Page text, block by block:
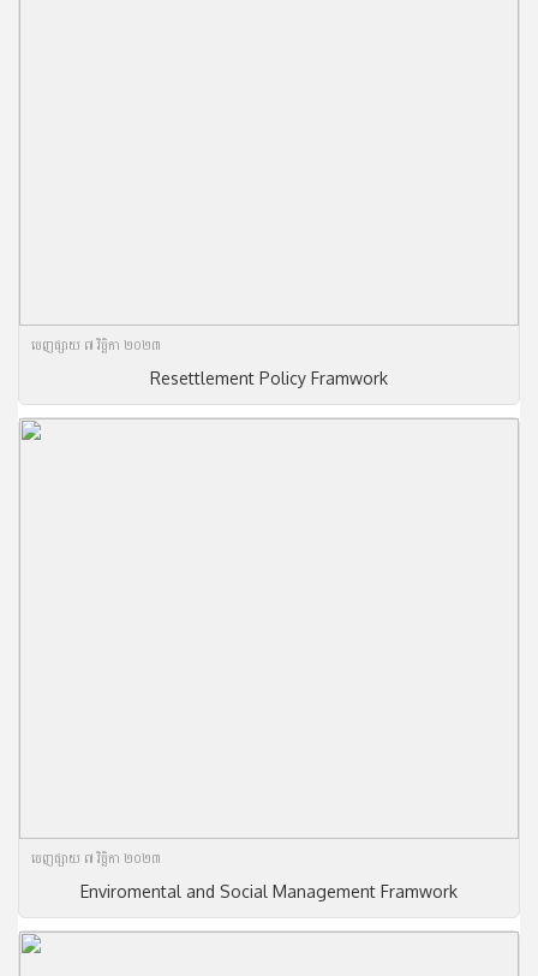
ចេញ​ផ្សាយ​ ៧ វិច្ឆិកា ២០២៣
Resettlement Policy Framwork
ចេញ​ផ្សាយ​ ៧ វិច្ឆិកា ២០២៣
Enviromental and Social Management Framwork